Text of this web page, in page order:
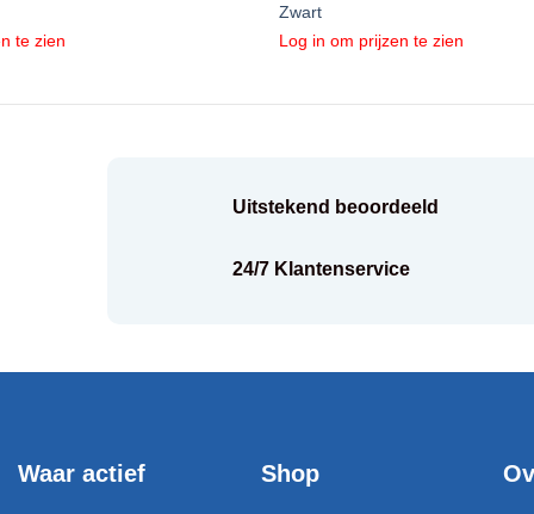
te zien
Zwart
Log in om prijzen te zien
Uitstekend beoordeeld
24/7 Klantenservice
Waar actief Shop